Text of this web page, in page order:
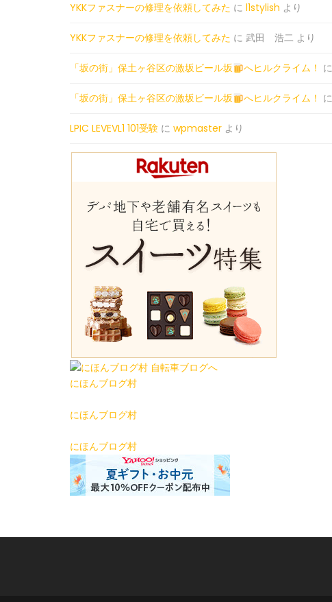
YKKファスナーの修理を依頼してみた に l1stylish より
YKKファスナーの修理を依頼してみた に 武田 浩二 より
「坂の街」保土ヶ谷区の激坂ビール坂 へヒルクライム！ に
「坂の街」保土ヶ谷区の激坂ビール坂 へヒルクライム！ に
LPIC LEVEVL1 101受験 に wpmaster より
にほんブログ村
にほんブログ村
にほんブログ村